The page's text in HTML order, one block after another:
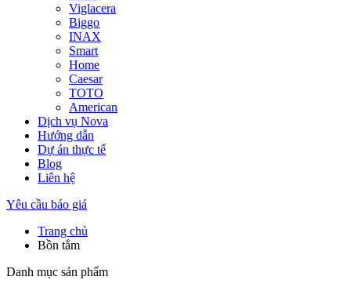
Viglacera
Biggo
INAX
Smart
Home
Caesar
TOTO
American
Dịch vụ Nova
Hướng dẫn
Dự án thực tế
Blog
Liên hệ
Yêu cầu báo giá
Trang chủ
Bồn tắm
Danh mục sản phẩm